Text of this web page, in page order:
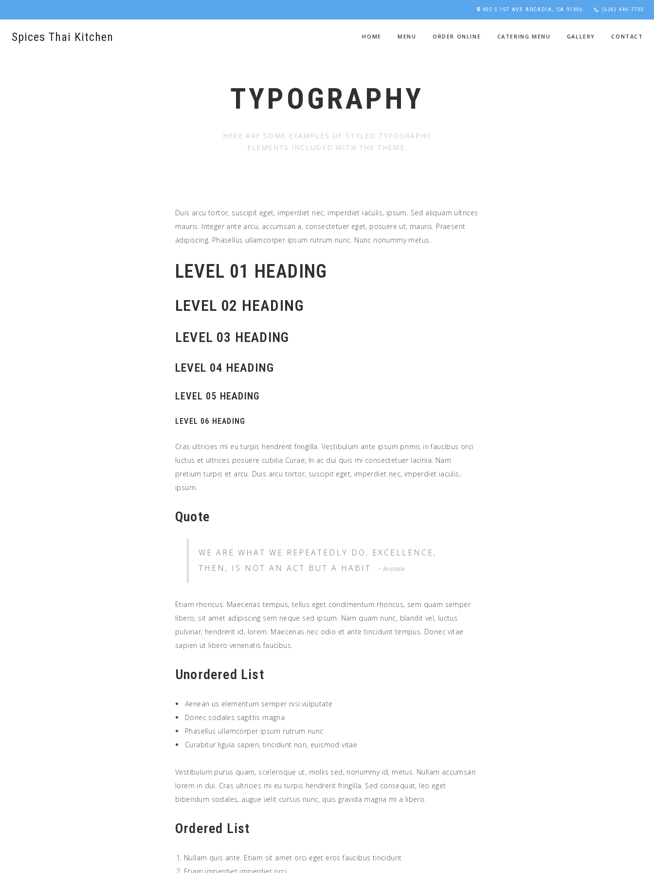
402 S 1ST AVE ARCADIA, CA 91006 (626) 446-7703
Spices Thai Kitchen HOME MENU ORDER ONLINE CATERING MENU GALLERY CONTACT
TYPOGRAPHY
HERE ARE SOME EXAMPLES OF STYLED TYPOGRAPHY
ELEMENTS INCLUDED WITH THE THEME.
Duis arcu tortor, suscipit eget, imperdiet nec, imperdiet iaculis, ipsum. Sed aliquam ultrices
mauris. Integer ante arcu, accumsan a, consectetuer eget, posuere ut, mauris. Praesent
adipiscing. Phasellus ullamcorper ipsum rutrum nunc. Nunc nonummy metus.
LEVEL 01 HEADING
LEVEL 02 HEADING
LEVEL 03 HEADING
LEVEL 04 HEADING
LEVEL 05 HEADING
LEVEL 06 HEADING
Cras ultricies mi eu turpis hendrerit fringilla. Vestibulum ante ipsum primis in faucibus orci
luctus et ultrices posuere cubilia Curae; In ac dui quis mi consectetuer lacinia. Nam
pretium turpis et arcu. Duis arcu tortor, suscipit eget, imperdiet nec, imperdiet iaculis,
ipsum.
Quote
WE ARE WHAT WE REPEATEDLY DO; EXCELLENCE,
THEN, IS NOT AN ACT BUT A HABIT.
~ Aristotle
Etiam rhoncus. Maecenas tempus, tellus eget condimentum rhoncus, sem quam semper
libero, sit amet adipiscing sem neque sed ipsum. Nam quam nunc, blandit vel, luctus
pulvinar, hendrerit id, lorem. Maecenas nec odio et ante tincidunt tempus. Donec vitae
sapien ut libero venenatis faucibus.
Unordered List
Aenean us elementum semper nisi.vulputate
Donec sodales sagittis magna
Phasellus ullamcorper ipsum rutrum nunc
Curabitur ligula sapien, tincidunt non, euismod vitae
Vestibulum purus quam, scelerisque ut, mollis sed, nonummy id, metus. Nullam accumsan
lorem in dui. Cras ultricies mi eu turpis hendrerit fringilla. Sed consequat, leo eget
bibendum sodales, augue velit cursus nunc, quis gravida magna mi a libero.
Ordered List
Nullam quis ante. Etiam sit amet orci eget eros faucibus tincidunt